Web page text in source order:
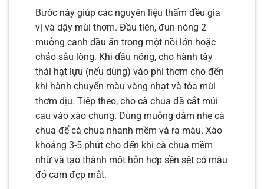
Bước này giúp các nguyên liệu thấm đều gia
vị và dậy mùi thơm. Đầu tiên, đun nóng 2
muỗng canh dầu ăn trong một nồi lớn hoặc
chảo sâu lòng. Khi dầu nóng, cho hành tây
thái hạt lựu (nếu dùng) vào phi thơm cho đến
khi hành chuyển màu vàng nhạt và tỏa mùi
thơm dịu. Tiếp theo, cho cà chua đã cắt múi
cau vào xào chung. Dùng muỗng dằm nhẹ cà
chua để cà chua nhanh mềm và ra màu. Xào
khoảng 3-5 phút cho đến khi cà chua mềm
nhừ và tạo thành một hỗn hợp sền sệt có màu
đỏ cam đẹp mắt.